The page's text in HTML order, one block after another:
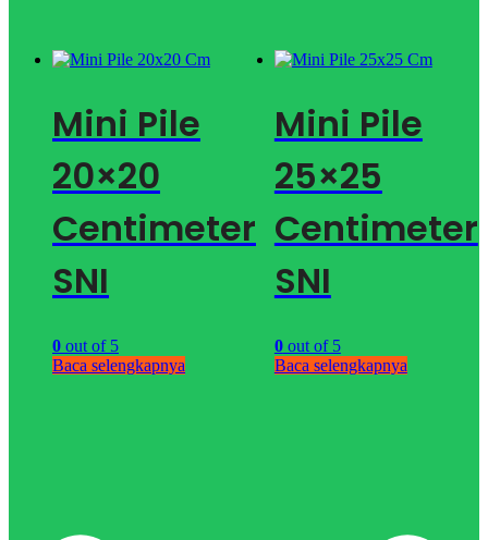
Mini Pile
20×20
Centimeter
SNI
0 out of 5
Baca selengkapnya
Mini Pile
25×25
Centimeter
SNI
0out of 5
Baca selengkapnya